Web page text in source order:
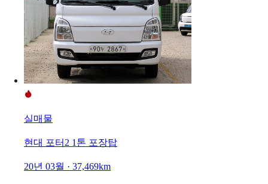
실매물
현대 포터2 1톤 포장탑
20년 03월 · 37,469km